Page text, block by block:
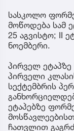
სასკოლო
მოწოდება სამ
25 აგვისტო; II
ნოემბერი.
პირველ
პირველი
სექტემბრის
ეტაპებზე
ჩათვლით